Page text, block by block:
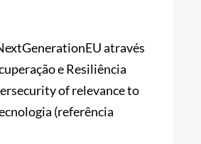
através
e Resiliência
of relevance to
(referência